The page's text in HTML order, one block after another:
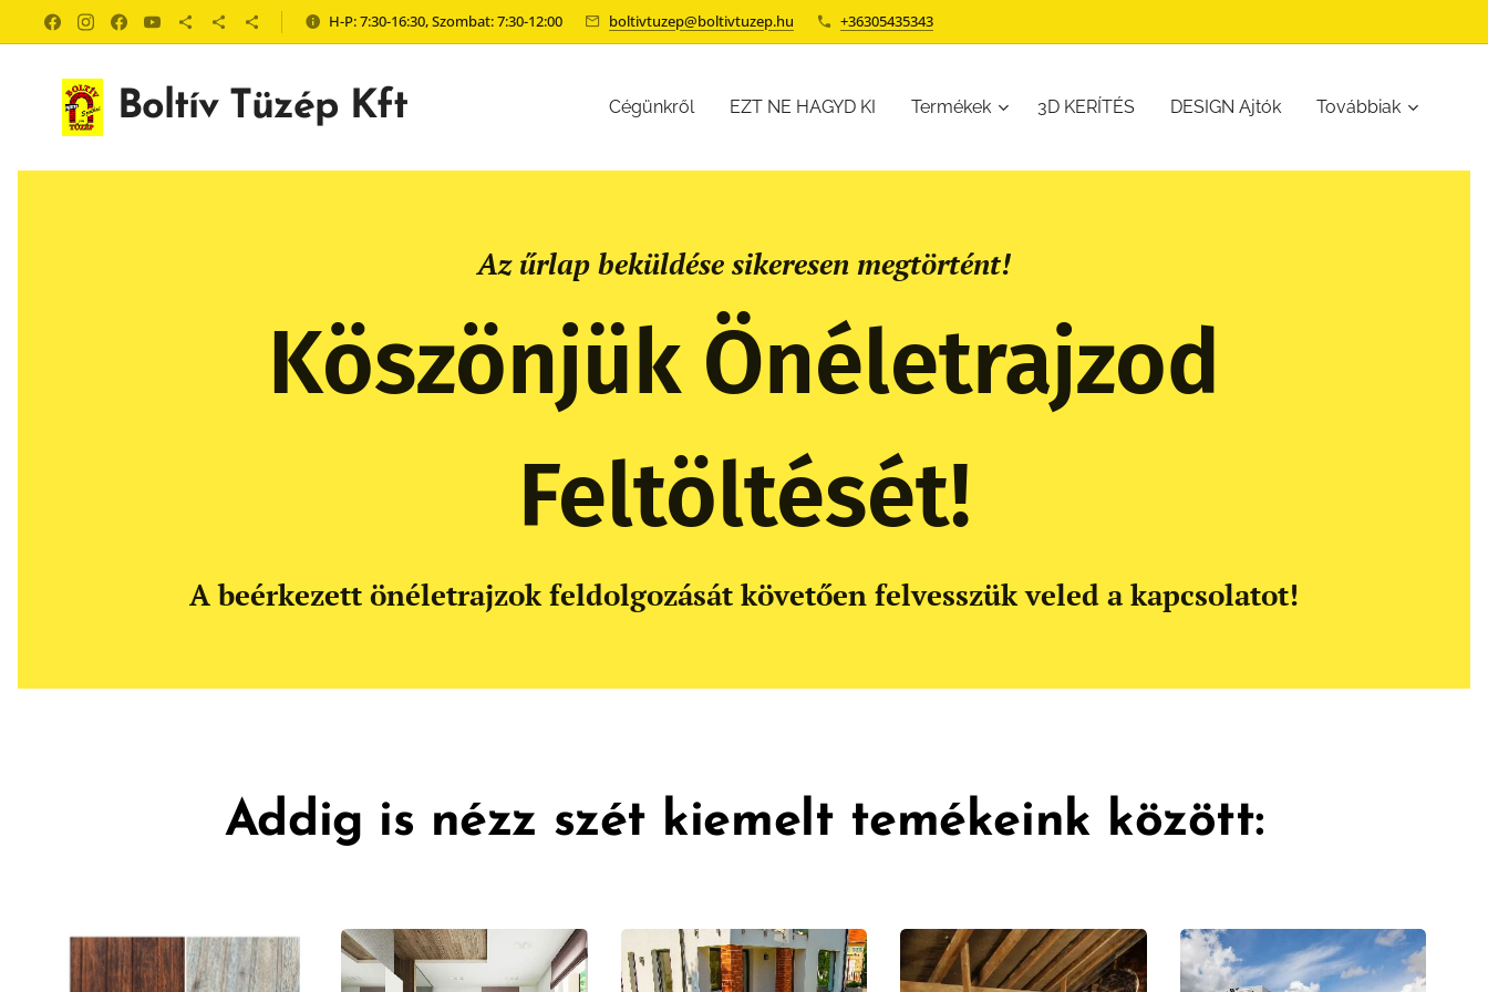
H-P: 7:30-16:30, Szombat: 7:30-12:00 boltivtuzep@boltivtuzep.hu +36305435343
Boltív Tüzép Kft Cégünkről EZT NE HAGYD KI Termékek 3D KERÍTÉS DESIGN Ajtók Továbbiak
Az űrlap beküldése sikeresen megtörtént!
Köszönjük Önéletrajzod
Feltöltését!
A beérkezett önéletrajzok feldolgozását követően felvesszük veled a kapcsolatot!
Addig is nézz szét kiemelt temékeink között: